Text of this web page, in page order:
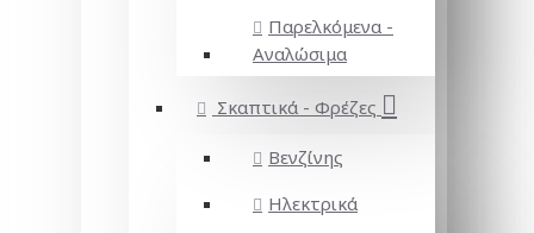
Παρελκόμενα -
Αναλώσιμα
Σκαπτικά - Φρέζες
Βενζίνης
Ηλεκτρικά